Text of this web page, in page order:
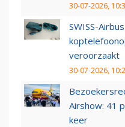
30-07-2026,
SWISS-
veroorzaakt
30-07-2026,
Airshow: 41
keer